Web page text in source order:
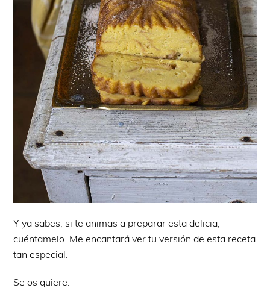
Y ya sabes, si te animas a preparar esta delicia,
cuéntamelo. Me encantará ver tu versión de esta receta
tan especial.
Se os quiere.